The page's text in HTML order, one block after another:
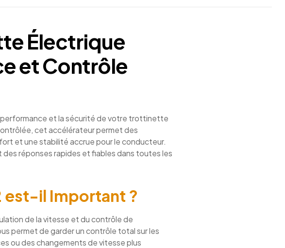
Électrique
et Contrôle
et la sécurité de votre trottinette
cet accélérateur permet des
et une stabilité accrue pour le conducteur.
réponses rapides et fiables dans toutes les
est-il Important ?
de la vitesse et du contrôle de
permet de garder un contrôle total sur les
ou des changements de vitesse plus